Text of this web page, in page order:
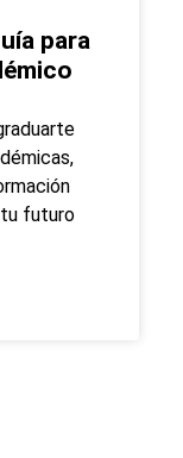
para
futuro